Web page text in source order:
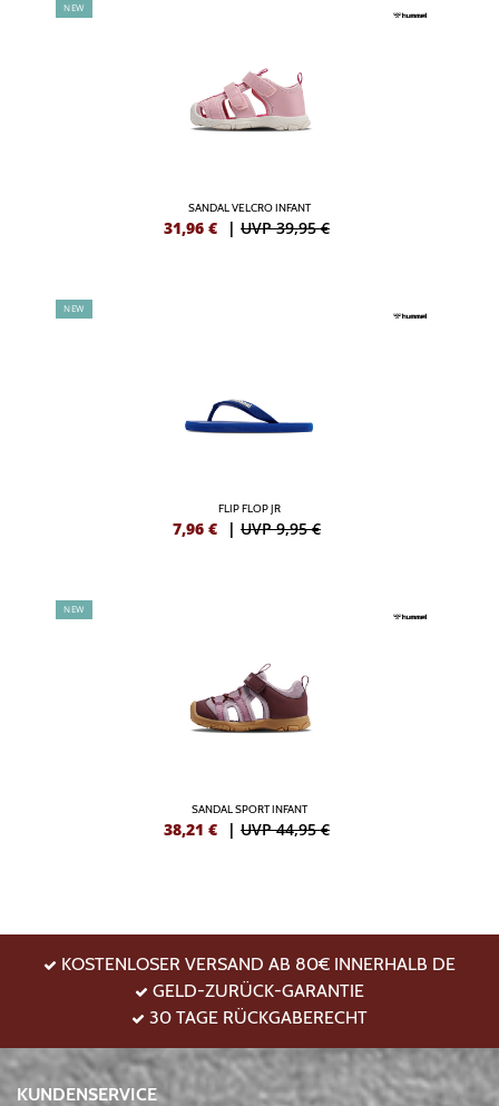
NEW
SANDAL VELCRO INFANT
31,96 € | UVP 39,95 €
NEW
FLIP FLOP JR
7,96 € | UVP 9,95 €
NEW
SANDAL SPORT INFANT
38,21 € | UVP 44,95 €
KOSTENLOSER VERSAND AB 80€ INNERHALB DE
GELD-ZURÜCK-GARANTIE
30 TAGE RÜCKGABERECHT
KUNDENSERVICE